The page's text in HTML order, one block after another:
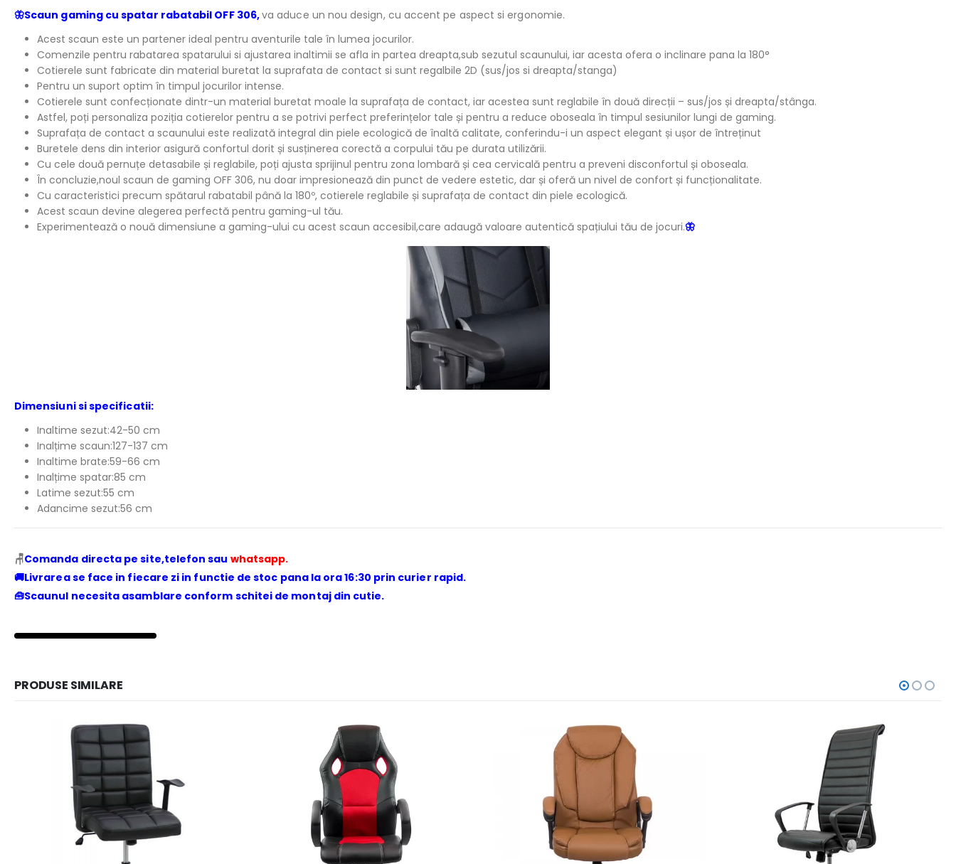
🦋Scaun gaming cu spatar rabatabil OFF 306,va aduce un nou design, cu accent pe aspect si ergonomie.
Acest scaun este un partener ideal pentru aventurile tale în lumea jocurilor.
Comenzile pentru rabatarea spatarului si ajustarea inaltimii se afla in partea dreapta,sub sezutul scaunului, iar acesta ofera o inclinare pana la 180°
Cotierele sunt fabricate din material buretat la suprafata de contact si sunt regalbile 2D (sus/jos si dreapta/stanga)
Pentru un suport optim în timpul jocurilor intense.
Cotierele sunt confecționate dintr-un material buretat moale la suprafața de contact, iar acestea sunt reglabile în două direcții – sus/jos și dreapta/stânga.
Astfel, poți personaliza poziția cotierelor pentru a se potrivi perfect preferințelor tale și pentru a reduce oboseala în timpul sesiunilor lungi de gaming.
Suprafața de contact a scaunului este realizată integral din piele ecologică de înaltă calitate, conferindu-i un aspect elegant și ușor de întreținut
Buretele dens din interior asigură confortul dorit și susținerea corectă a corpului tău pe durata utilizării.
Cu cele două pernuțe detasabile și reglabile, poți ajusta sprijinul pentru zona lombară și cea cervicală pentru a preveni disconfortul și oboseala.
În concluzie,noul scaun de gaming OFF 306, nu doar impresionează din punct de vedere estetic, dar și oferă un nivel de confort și funcționalitate.
Cu caracteristici precum spătarul rabatabil până la 180º, cotierele reglabile și suprafața de contact din piele ecologică.
Acest scaun devine alegerea perfectă pentru gaming-ul tău.
Experimentează o nouă dimensiune a gaming-ului cu acest scaun accesibil,care adaugă valoare autentică spațiului tău de jocuri.🦋
Dimensiuni si specificatii:
Inaltime sezut:42-50 cm
Inalțime scaun:127-137 cm
Inaltime brate:59-66 cm
Inalțime spatar:85 cm
Latime sezut:55 cm
Adancime sezut:56 cm
🪑Comanda directa pe site,telefon sau whatsapp.
🚚Livrarea se face in fiecare zi in functie de stoc pana la ora 16:30 prin curier rapid.
🧰Scaunul necesita asamblare conform schitei de montaj din cutie.
PRODUSE SIMILARE